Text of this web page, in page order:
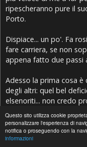
Questo sito utilizza cookie
personalizzare l'esperienza di
notifica o proseguendo con la
informazioni
ripescheranno pure il
Porto.
Dispiace... un po'. Fa
fare carriera, se non
appena fatto due passi
Adesso la prima cosa è
degli altri: quel bel
elsenoriti... non credo
fuori. Chissà a chi li ha
Quanto alle guardie
spuntate fuori? Niente